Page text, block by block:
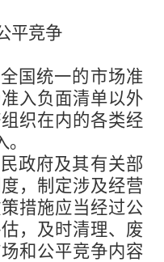
平竞争
国统一的市场准
入负面清单以外
织在内的各类经
政府及其有关部
，制定涉及经营
措施应当经过公
，及时清理、废
和公平竞争内容